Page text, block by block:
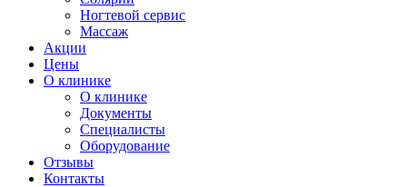
Ногтевой сервис
Массаж
Акции
Цены
О клинике
О клинике
Документы
Специалисты
Оборудование
Отзывы
Контакты